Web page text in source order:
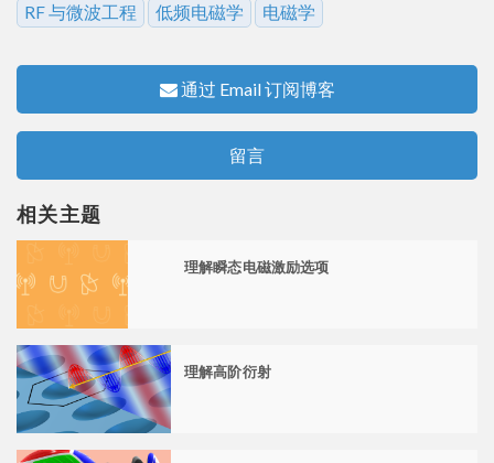
RF 与微波工程 低频电磁学 电磁学
通过 Email 订阅博客
留言
相关主题
理解瞬态电磁激励选项
理解高阶衍射